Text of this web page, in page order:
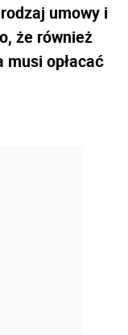
umowy i
że również
opłacać